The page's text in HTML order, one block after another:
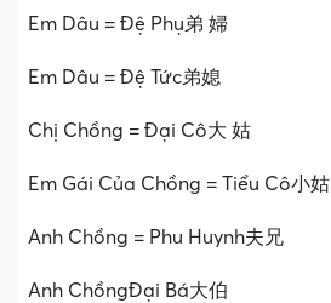
Em Dâu = Đệ Phụ弟 婦
Em Dâu = Đệ Tức弟媳
Chị Chồng = Đại Cô大 姑
Em Gái Của Chồng = Tiểu Cô小姑
Anh Chồng = Phu Huynh夫兄
Anh ChồngĐại Bá大伯